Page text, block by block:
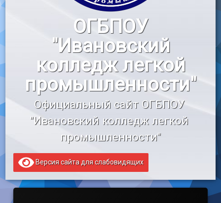
Воспитательная работа
«Профессионалы»
«Профессионалитет»
Образовательный кредит
ОГБПОУ
"Ивановский
колледж легкой
промышленности"
Официальный сайт ОГБПОУ
"Ивановский колледж легкой
промышленности"
Версия сайта для слабовидящих